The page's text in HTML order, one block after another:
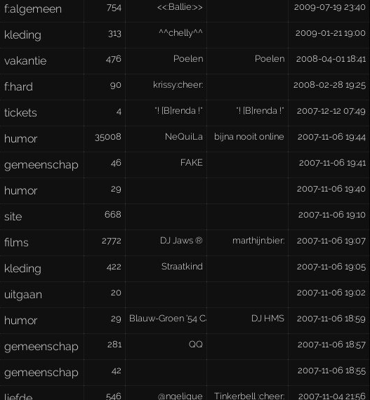
f:algemeen 754 <<:Ballie:>> 2009-07-19 23:40
kleding 313 ^^chelly^^ 2009-01-21 19:00
vakantie 476 Poelen Poelen 2008-04-01 18:41
f:hard 90 krissy:cheer: 2008-02-28 19:25
tickets 4 *! [B]renda !* *! [B]renda !* 2007-12-12 07:49
humor 35008 NeQuiLa bijna nooit online 2007-11-06 19:44
gemeenschap 46 FAKE 2007-11-06 19:41
humor 29 2007-11-06 19:40
site 668 2007-11-06 19:10
films 2772 DJ Jaws ® marthijn:bier: 2007-11-06 19:07
kleding 422 Straatkind 2007-11-06 19:05
uitgaan 20 2007-11-06 19:02
humor 29 Blauw-Groen '54 Casual DJ HMS 2007-11-06 18:59
gemeenschap 281 QQ 2007-11-06 18:57
gemeenschap 42 2007-11-06 18:55
546 @ngelique Tinkerbell :cheer: 2007-11-04 21:56